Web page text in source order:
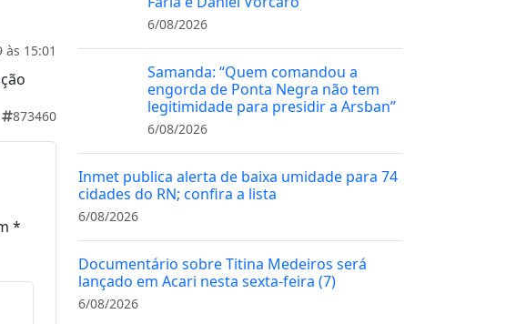
às 15:01
873460
*
6/08/2026
Samanda: “Quem comandou a
engorda de Ponta Negra não tem
legitimidade para presidir a Arsban”
6/08/2026
Inmet publica alerta de baixa umidade para 74
cidades do RN; confira a lista
6/08/2026
Documentário sobre Titina Medeiros será
lançado em Acari nesta sexta-feira (7)
6/08/2026